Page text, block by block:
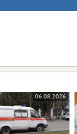
06.08.2026